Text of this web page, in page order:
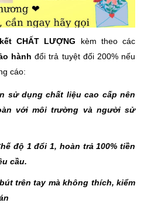
CHẤT LƯỢNG kèm theo các
hành đổi trả tuyệt đối 200% nếu
cáo:
sử dụng chất liệu cao cấp nên
với môi trường và người sử
độ 1 đổi 1, hoàn trả 100% tiền
cầu.
trên tay mà không thích, kiểm